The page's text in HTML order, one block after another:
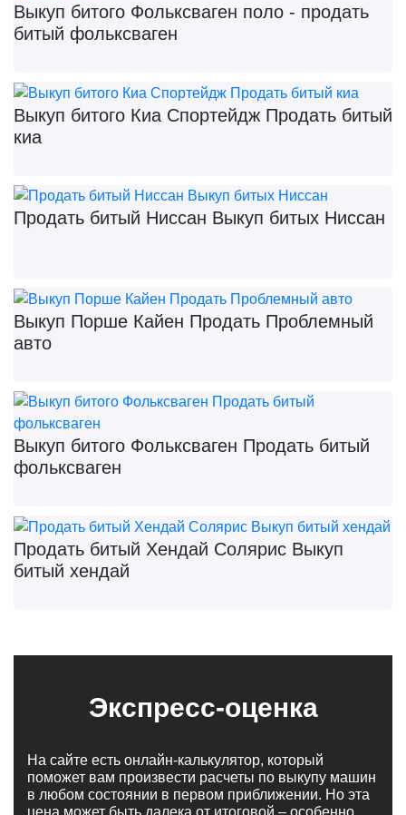
Выкуп битого Фольксваген поло - продать
битый фольксваген
Выкуп битого Киа Спортейдж Продать битый
киа
Продать битый Ниссан Выкуп битых Ниссан
Выкуп Порше Кайен Продать Проблемный
авто
Выкуп битого Фольксваген Продать битый
фольксваген
Продать битый Хендай Солярис Выкуп
битый хендай
Экспресс-оценка
На сайте есть онлайн-калькулятор, который
поможет вам произвести расчеты по выкупу машин
в любом состоянии в первом приближении. Но эта
цена может быть далека от итоговой – особенно,